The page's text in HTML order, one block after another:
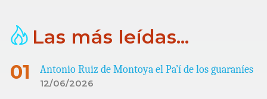
Las más leídas...
Antonio Ruiz de Montoya el Pa’í de los guaraníes
12/06/2026